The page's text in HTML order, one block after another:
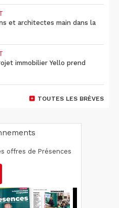
et architectes main dans la
immobilier Yello prend
TOUTES LES BRÈVES
offres de Présences